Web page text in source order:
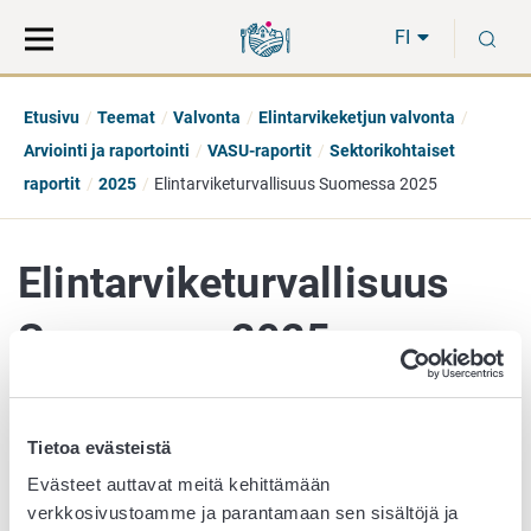
Tietoa evästeistä
Evästeet auttavat meitä kehittämään
verkkosivustoamme ja parantamaan sen sisältöjä ja
suoraan
sisältöön
koko
sivuston
FI
Etusivu Teemat Valvonta
Elintarvikeketjun valvonta
Arviointi ja raportointi
VASU-raportit
Sektorikohtaiset
raportit
2025 Elintarviketurvallisuus Suomessa 2025
Elintarviketurvallisuus
Suomessa 2025
Osa 1: Yhteenveto
Osa 2: Yleistä elintarviketurvallisuudesta